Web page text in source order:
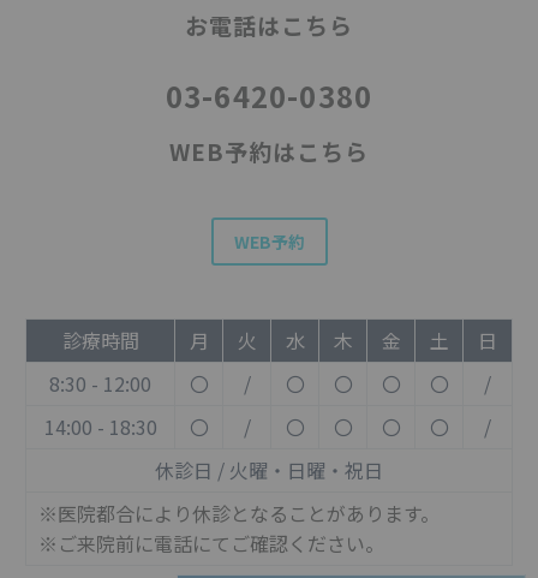
お電話はこちら
03-6420-0380
WEB予約はこちら
WEB予約
診療時間 月 火 水 木 金 土
日
8:30 - 12:00
〇 / 〇 〇 〇 〇
/
14:00 - 18:30
〇 / 〇 〇 〇 〇
/
休診日 / 火曜・日曜・祝日
※医院都合により休診となることがあります。
※ご来院前に電話にてご確認ください。